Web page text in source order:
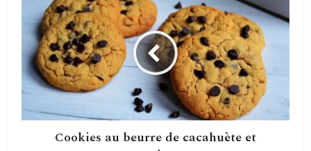
Cookies au beurre de cacahuète et